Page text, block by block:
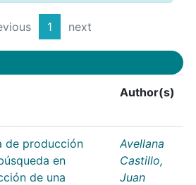
1 next
Author(s)
de producción
en
de una
Avellana
Castillo,
Juan